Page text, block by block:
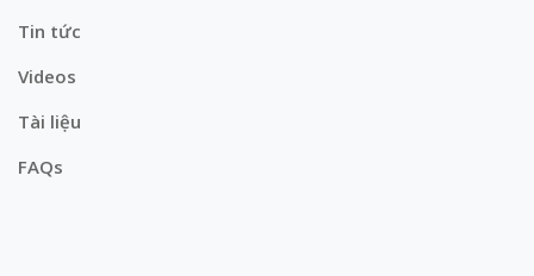
Tin tức
Videos
Tài liệu
FAQs